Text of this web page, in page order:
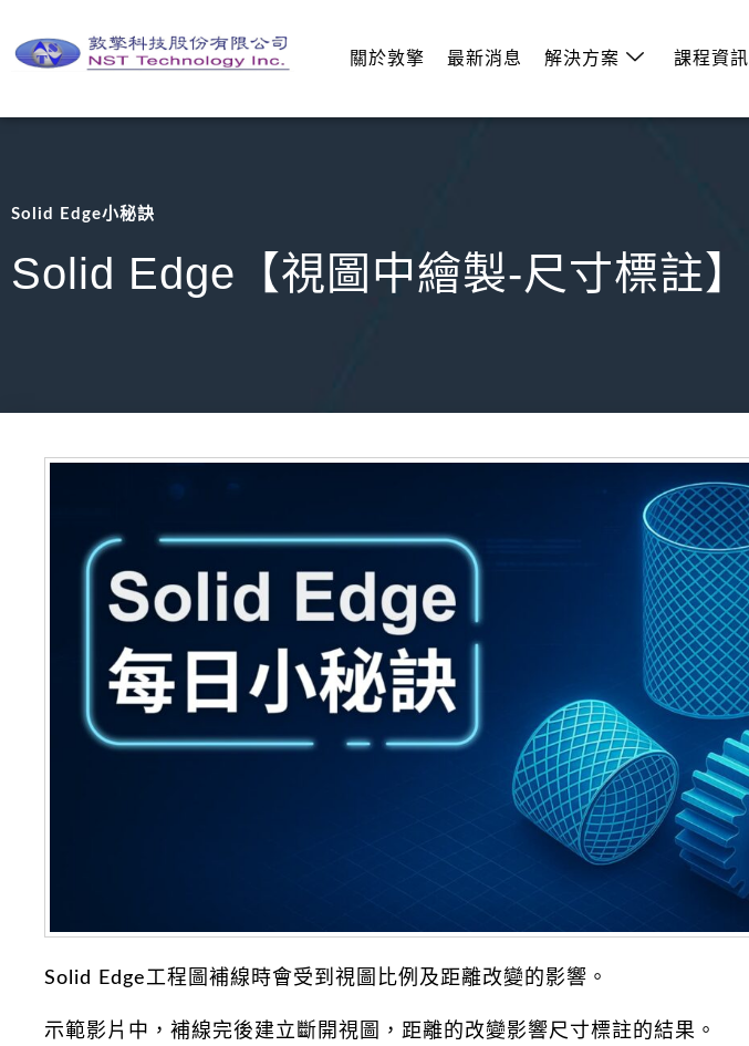
關於敦擎 最新消息 解決方案 課程資訊
Solid Edge小秘訣
Solid Edge【視圖中繪製-尺寸標註】
Solid Edge工程圖補線時會受到視圖比例及距離改變的影響。
示範影片中，補線完後建立斷開視圖，距離的改變影響尺寸標註的結果。